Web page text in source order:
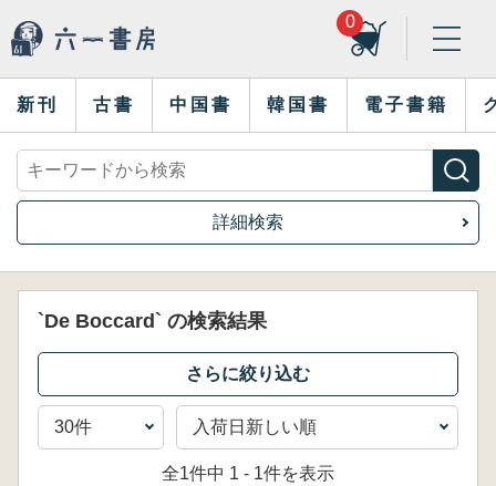
0
新刊 古書 中国書 韓国書 電子書籍
詳細検索
`De Boccard` の検索結果
全1件中 1 - 1件を表示